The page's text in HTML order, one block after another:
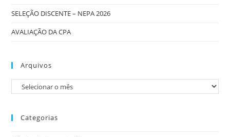
SELEÇÃO DISCENTE – NEPA 2026
AVALIAÇÃO DA CPA
Arquivos
Categorias